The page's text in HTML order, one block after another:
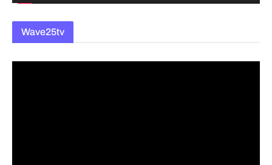
Wave25tv